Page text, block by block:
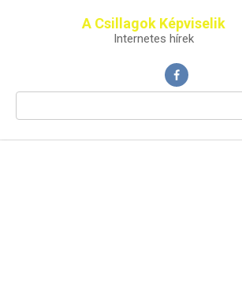
A Csillagok Képviselik
Internetes hírek
Поиск: